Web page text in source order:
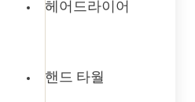
헤어드라이어
핸드 타월